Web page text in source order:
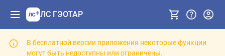
ЛС ГЭОТАР
В бесплатной версии приложения некоторые функции
могут быть недоступны или ограничены.